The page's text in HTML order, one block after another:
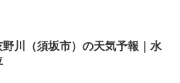
野川（須坂市）の天気予報｜水